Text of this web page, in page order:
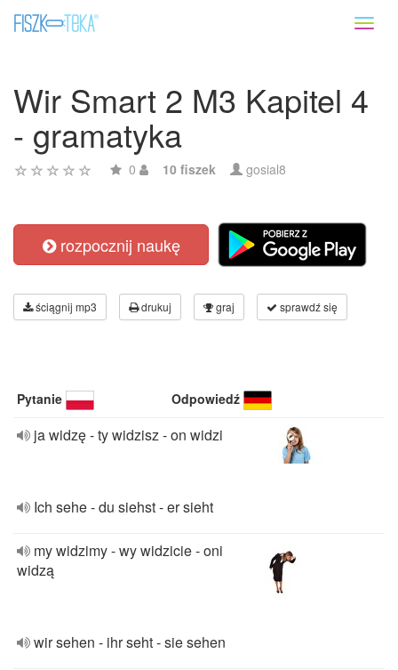
Wir Smart 2 M3 Kapitel 4
- gramatyka
0 10 fiszek gosial8
rozpocznij naukę
ściągnij mp3 drukuj graj sprawdź się
Pytanie Odpowiedź
ja widzę - ty widzisz - on widzi
Ich sehe - du siehst - er sieht
my widzimy - wy widzicie - oni
widzą
wir sehen - ihr seht - sie sehen